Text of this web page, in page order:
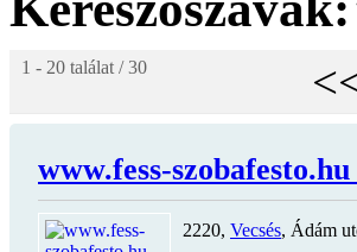
1 - 20 találat / 30
www.fess-
2220, Vecsés, Ádám